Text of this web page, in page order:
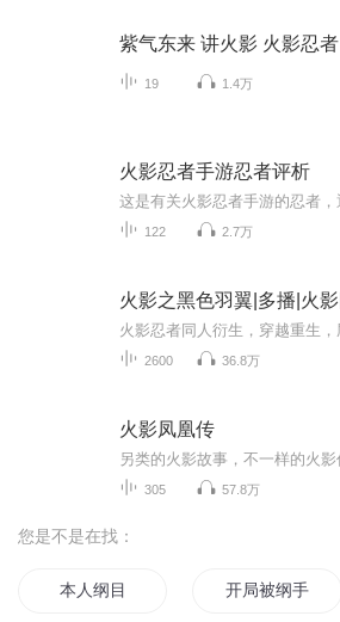
紫气东来 讲火影 火影忍者
19 1.4万
火影忍者手游忍者评析
122 2.7万
2600 36.8万
火影凤凰传
305 57.8万
您是不是在找：
本人纲目 开局被纲手收养